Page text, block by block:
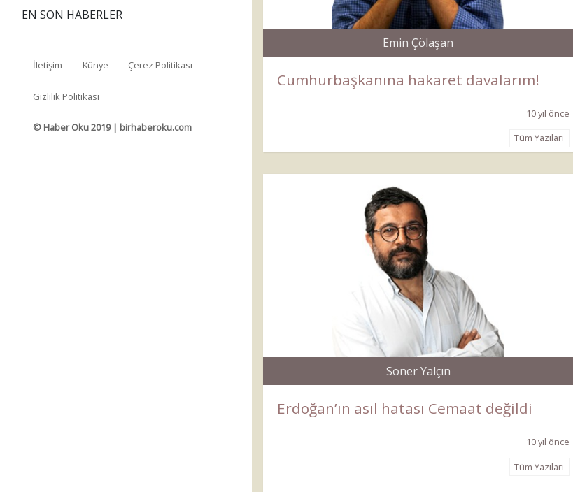
Emin Çölaşan
Cumhurbaşkanına hakaret davalarım!
10 yıl önce
Tüm Yazıları
Soner Yalçın
Erdoğan’ın asıl hatası Cemaat değildi
10 yıl önce
Tüm Yazıları
EN SON HABERLER
İletişim Künye Çerez Politikası
Gizlilik Politikası
© Haber Oku 2019 | birhaberoku.com